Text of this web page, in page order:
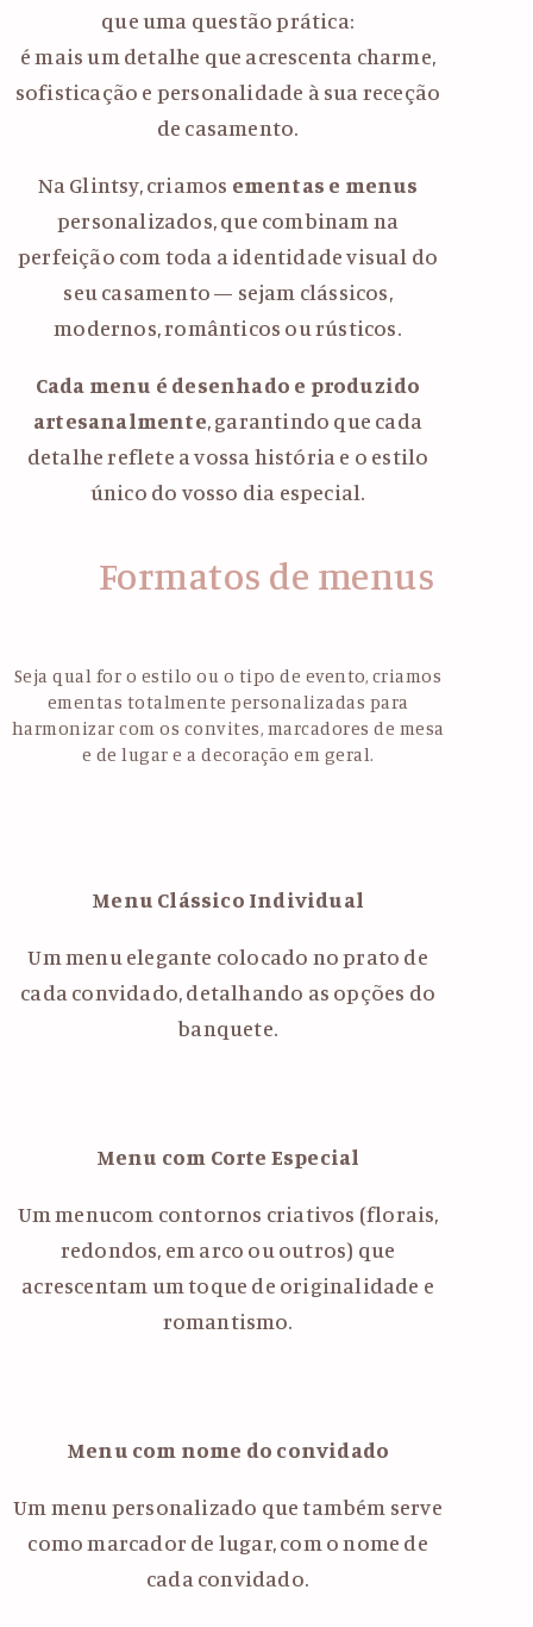
que uma questão prática:
é mais um detalhe que acrescenta charme,
sofisticação e personalidade à sua receção
de casamento.
Na Glintsy, criamos ementas e menus
personalizados, que combinam na
perfeição com toda a identidade visual do
seu casamento — sejam clássicos,
modernos, românticos ou rústicos.
Cada menu é desenhado e produzido
artesanalmente, garantindo que cada
detalhe reflete a vossa história e o estilo
único do vosso dia especial.
Formatos de menus
Seja qual for o estilo ou o tipo de evento, criamos
ementas totalmente personalizadas para
harmonizar com os convites, marcadores de mesa
e de lugar e a decoração em geral.
Menu Clássico Individual
Um menu elegante colocado no prato de
cada convidado, detalhando as opções do
banquete.
Menu com Corte Especial
Um menucom contornos criativos (florais,
redondos, em arco ou outros) que
acrescentam um toque de originalidade e
romantismo.
Menu com nome do convidado
Um menu personalizado que também serve
como marcador de lugar, com o nome de
cada convidado.